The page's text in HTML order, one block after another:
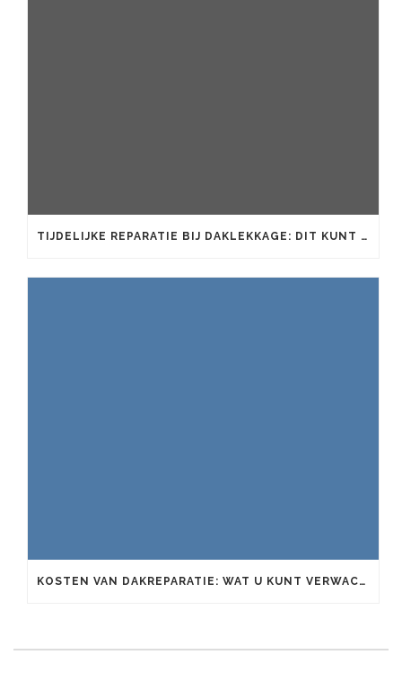
TIJDELIJKE REPARATIE BIJ DAKLEKKAGE: DIT KUNT U ZELF DOEN
KOSTEN VAN DAKREPARATIE: WAT U KUNT VERWACHTEN